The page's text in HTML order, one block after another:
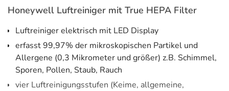
Honeywell Luftreiniger mit True HEPA Filter
Luftreiniger elektrisch mit LED Display
erfasst 99,97% der mikroskopischen Partikel und
Allergene (0,3 Mikrometer und größer) z.B. Schimmel,
Sporen, Pollen, Staub, Rauch
vier Luftreinigungsstufen (Keime, allgemeine,